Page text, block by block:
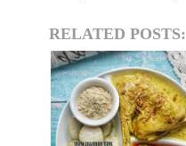
RELATED POSTS: